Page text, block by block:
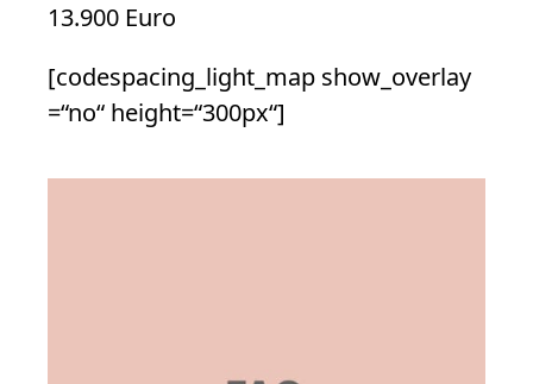
13.900 Euro
[codespacing_light_map show_overlay
=“no“ height=“300px“]